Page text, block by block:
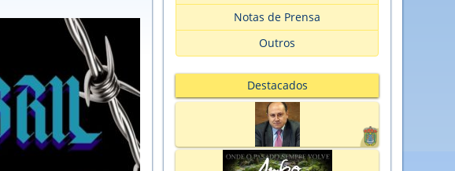
Notas de Prensa
Outros
Destacados